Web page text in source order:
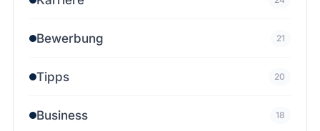
Bewerbung 21
Tipps 20
Business 18